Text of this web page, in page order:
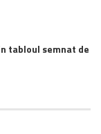
tabloul semnat de